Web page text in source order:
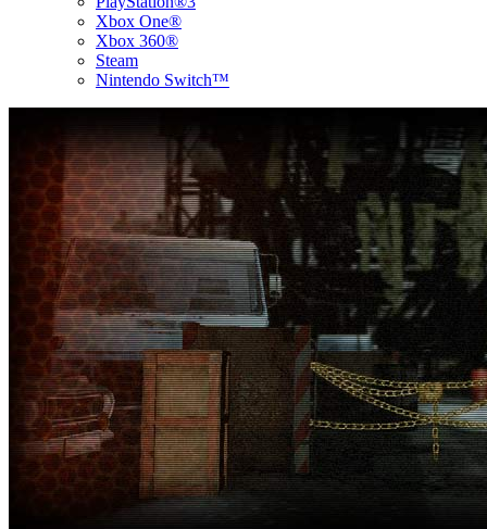
Xbox One®
Xbox 360®
Steam
Nintendo Switch™